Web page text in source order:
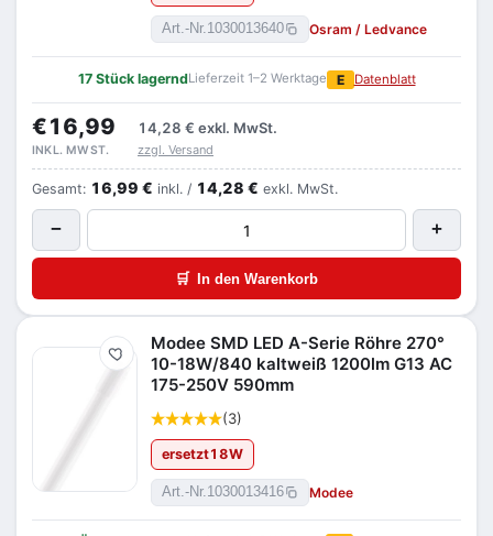
Art.-Nr.1030013640 Osram / Ledvance
17 Stück lagerndLieferzeit 1–2 Werktage E Datenblatt
€16,99 14,28 € exkl. MwSt.
INKL. MWST. zzgl. Versand
Gesamt: 16,99 € inkl. / 14,28 € exkl. MwSt.
− +
🛒 In den Warenkorb
Merken
Modee SMD LED A-Serie Röhre 270°
10-18W/840 kaltweiß 1200lm G13 AC
175-250V 590mm
(3)
ersetzt18W
Art.-Nr.1030013416 Modee